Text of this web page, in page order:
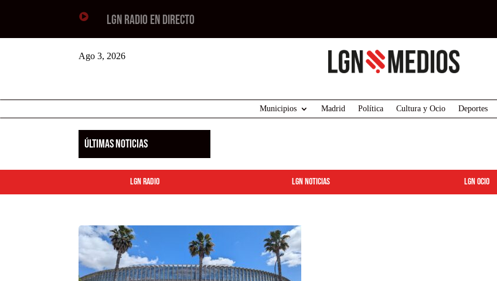
 LGN RADIO EN DIRECTO
Ago 3, 2026
Municipios Madrid Política Cultura y Ocio Deportes
ÚLTIMAS NOTICIAS
LGN Radio LGN Noticias LGN ocio